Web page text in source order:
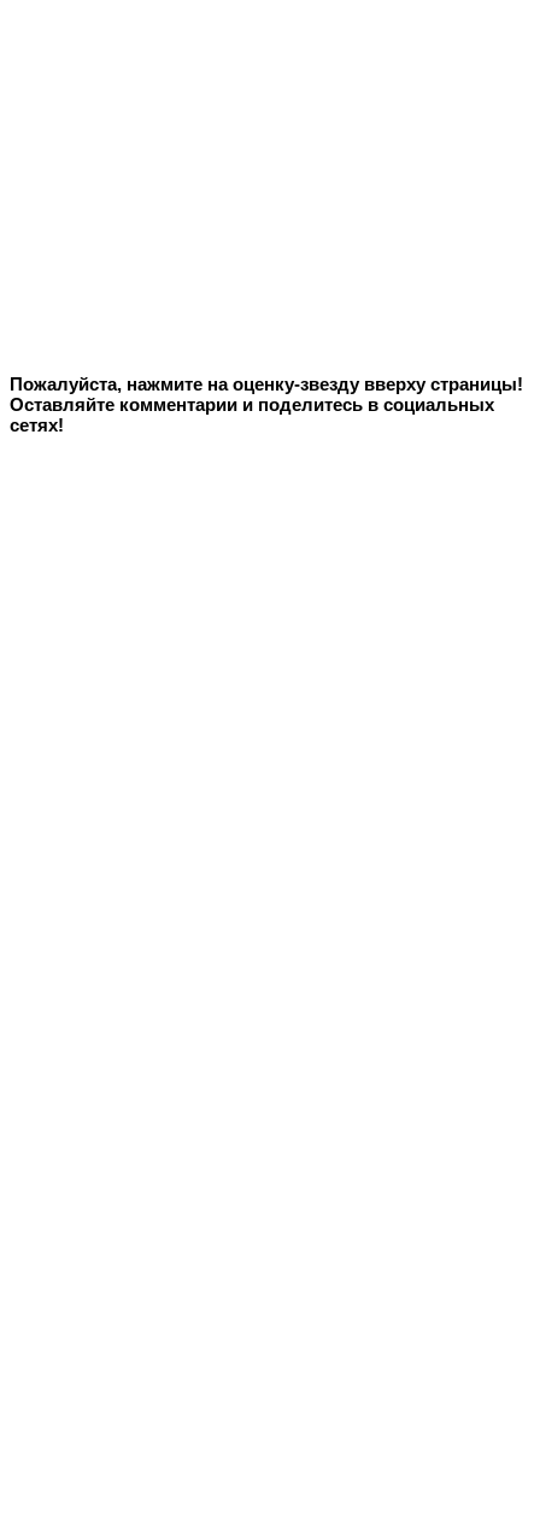
Пожалуйста, нажмите на оценку-звезду вверху страницы!
Оставляйте комментарии и поделитесь в социальных
сетях!